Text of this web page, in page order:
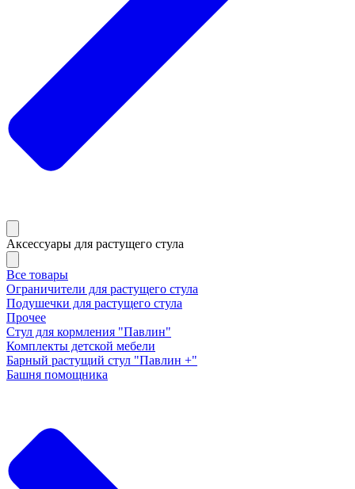
Аксессуары для растущего стула
Все товары
Ограничители для растущего стула
Подушечки для растущего стула
Прочее
Стул для кормления "Павлин"
Комплекты детской мебели
Барный растущий стул "Павлин +"
Башня помощника